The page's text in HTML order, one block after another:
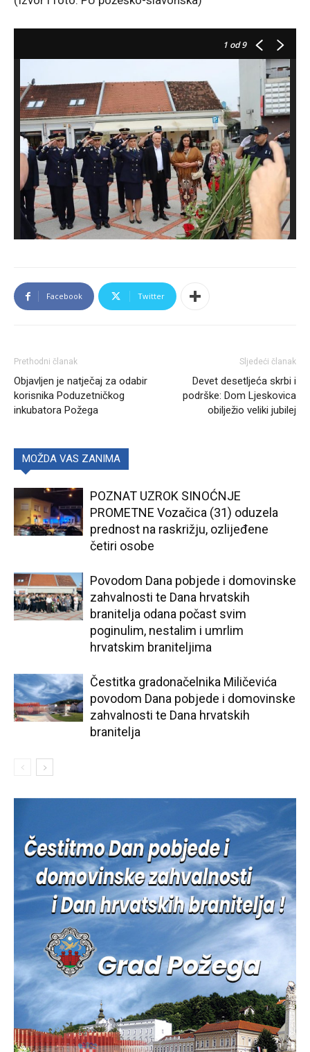
1 od 9
Facebook Twitter
Prethodni članak
Objavljen je natječaj za odabir
korisnika Poduzetničkog
inkubatora Požega
Sljedeći članak
Devet desetljeća skrbi i
podrške: Dom Ljeskovica
obilježio veliki jubilej
MOŽDA VAS ZANIMA
POZNAT UZROK SINOĆNJE
PROMETNE Vozačica (31) oduzela
prednost na raskrižju, ozlijeđene
četiri osobe
Povodom Dana pobjede i domovinske
zahvalnosti te Dana hrvatskih
branitelja odana počast svim
poginulim, nestalim i umrlim
hrvatskim braniteljima
Čestitka gradonačelnika Miličevića
povodom Dana pobjede i domovinske
zahvalnosti te Dana hrvatskih
branitelja